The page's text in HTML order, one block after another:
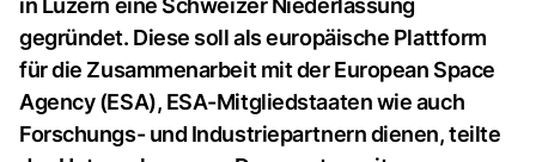
in Luzern eine Schweizer Niederlassung
gegründet. Diese soll als europäische Plattform
für die Zusammenarbeit mit der European Space
Agency (ESA), ESA-Mitgliedstaaten wie auch
Forschungs- und Industriepartnern dienen, teilte